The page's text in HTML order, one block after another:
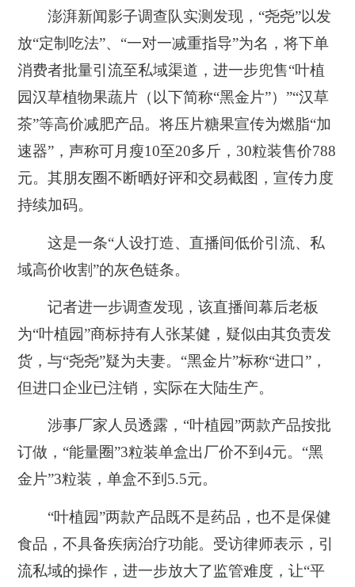
澎湃新闻影子调查队实测发现，“尧尧”以发
放“定制吃法”、“一对一减重指导”为名，将下单
消费者批量引流至私域渠道，进一步兜售“叶植
园汉草植物果蔬片（以下简称“黑金片”）”“汉草
茶”等高价减肥产品。将压片糖果宣传为燃脂“加
速器”，声称可月瘦10至20多斤，30粒装售价788
元。其朋友圈不断晒好评和交易截图，宣传力度
持续加码。
这是一条“人设打造、直播间低价引流、私
域高价收割”的灰色链条。
记者进一步调查发现，该直播间幕后老板
为“叶植园”商标持有人张某健，疑似由其负责发
货，与“尧尧”疑为夫妻。“黑金片”标称“进口”，
但进口企业已注销，实际在大陆生产。
涉事厂家人员透露，“叶植园”两款产品按批
订做，“能量圈”3粒装单盒出厂价不到4元。“黑
金片”3粒装，单盒不到5.5元。
“叶植园”两款产品既不是药品，也不是保健
食品，不具备疾病治疗功能。受访律师表示，引
流私域的操作，进一步放大了监管难度，让“平